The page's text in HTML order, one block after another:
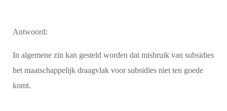
Antwoord:
In algemene zin kan gesteld worden dat misbruik van subsidies
het maatschappelijk draagvlak voor subsidies niet ten goede
komt.